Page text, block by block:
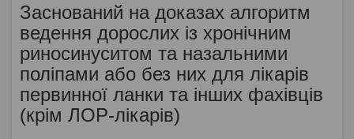
Заснований на доказах алгоритм
ведення дорослих із хронічним
риносинуситом та назальними
поліпами або без них для лікарів
первинної ланки та інших фахівців
(крім ЛОР-лікарів)